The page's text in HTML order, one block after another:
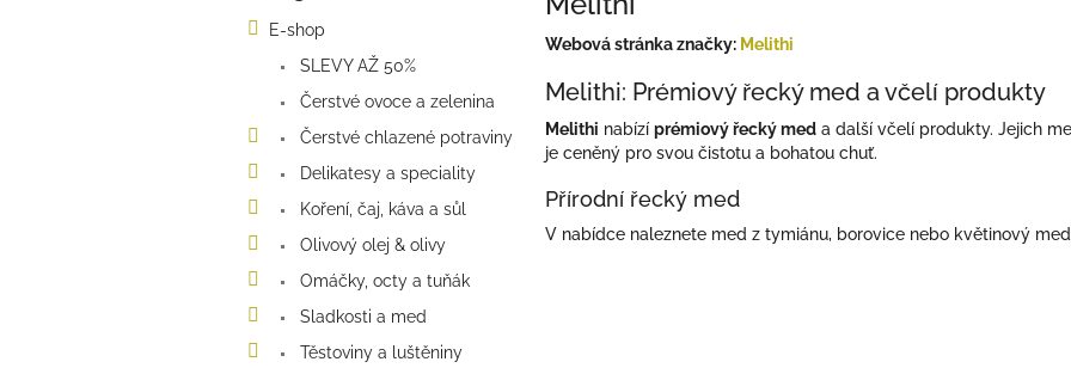
E-shop
SLEVY AŽ 50%
Čerstvé ovoce a zelenina
Čerstvé chlazené potraviny
Delikatesy a speciality
Koření, čaj, káva a sůl
Olivový olej & olivy
Omáčky, octy a tuňák
Sladkosti a med
Těstoviny a luštěniny
Webová stránka značky: Melithi
Melithi: Prémiový řecký med a včelí produkty
Melithi nabízí prémiový řecký med a další včelí produkty. Jejich
je ceněný pro svou čistotu a bohatou chuť.
Přírodní řecký med
V nabídce naleznete med z tymiánu, borovice nebo květinový